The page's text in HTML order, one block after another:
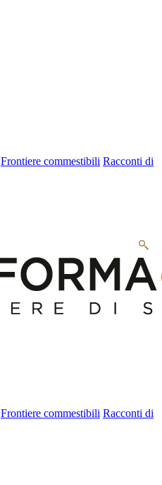
Frontiere commestibili Racconti di
Frontiere commestibili Racconti di